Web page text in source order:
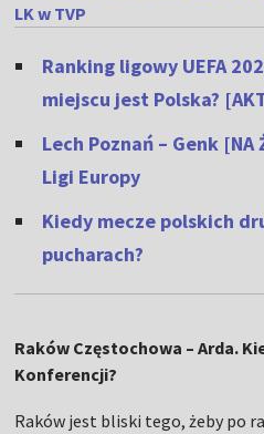
LK w TVP
Ranking ligowy UEFA
miejscu jest Polska?
Lech Poznań – Genk
Ligi Europy
Kiedy mecze polskich
pucharach?
Raków Częstochowa – Arda.
Konferencji?
Raków jest bliski tego, żeby po